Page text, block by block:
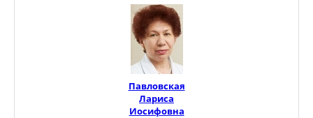
Павловская
Лариса
Иосифовна